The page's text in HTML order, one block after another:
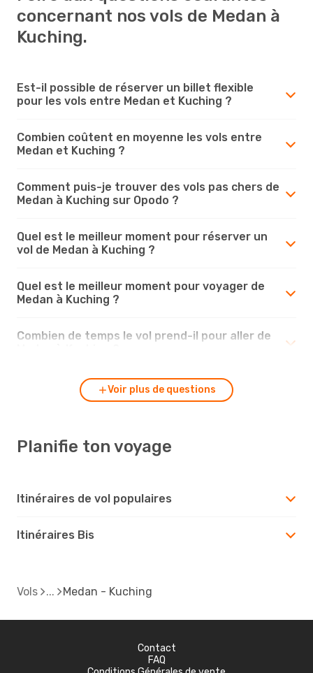
concernant nos vols de Medan à
Kuching.
Est-il possible de réserver un billet flexible
pour les vols entre Medan et Kuching ?
Combien coûtent en moyenne les vols entre
Medan et Kuching ?
Comment puis-je trouver des vols pas chers de
Medan à Kuching sur Opodo ?
Quel est le meilleur moment pour réserver un
vol de Medan à Kuching ?
Quel est le meilleur moment pour voyager de
Medan à Kuching ?
Combien de temps le vol prend-il pour aller de
Voir plus de questions
Planifie ton voyage
Itinéraires de vol populaires
Itinéraires Bis
Vols Medan - Kuching
Contact
FAQ